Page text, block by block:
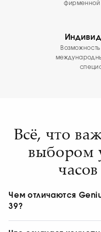
фирменной
Возможность
Всё, что
выбором
Чем отличаются
39?
Hommage 39 — более
часов Genius с